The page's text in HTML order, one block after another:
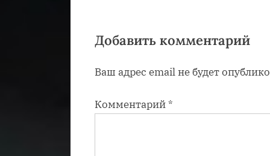
а
и
ь
Добавить комментарий
Ваш адрес email не будет
Комментарий*